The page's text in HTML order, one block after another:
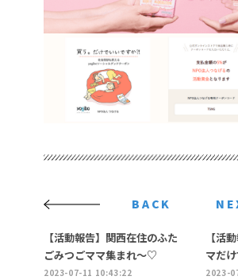
BACK
【活動報告】関西在住のふた
ごみつごママ集まれ〜♡
2023-07-11 10:43:22
【活
マだ
2023-